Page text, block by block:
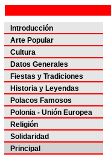
Introducción
Arte Popular
Cultura
Datos Generales
Fiestas y Tradiciones
Historia y Leyendas
Polacos Famosos
Polonia - Unión Europea
Religión
Solidaridad
Principal